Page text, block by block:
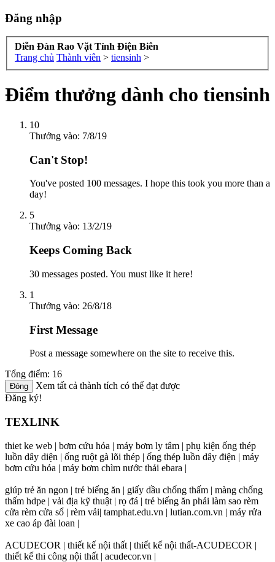
Đăng nhập
Diễn Đàn Rao Vặt Tỉnh Điện Biên
Trang chủ Thành viên > tiensinh >
Điểm thưởng dành cho tiensinh
10
Thưởng vào: 7/8/19
Can't Stop!
You've posted 100 messages. I hope this took you more than a
day!
5
Thưởng vào: 13/2/19
Keeps Coming Back
30 messages posted. You must like it here!
1
Thưởng vào: 26/8/18
First Message
Post a message somewhere on the site to receive this.
Tổng điểm: 16
Xem tất cả thành tích có thể đạt được
Đăng ký!
TEXLINK
thiet ke web | bơm cứu hỏa | máy bơm ly tâm | phụ kiện ống thép
luồn dây diện | ống ruột gà lõi thép | ống thép luồn dây điện | máy
bơm cứu hỏa | máy bơm chìm nước thải ebara |
giúp trẻ ăn ngon | trẻ biếng ăn | giấy dầu chống thấm | màng chống
thấm hdpe | vải địa kỹ thuật | rọ đá | trẻ biếng ăn phải làm sao rèm
cửa rèm cửa sổ | rèm vải| tamphat.edu.vn | lutian.com.vn | máy rửa
xe cao áp đài loan |
ACUDECOR | thiết kế nội thất | thiết kế nội thất-ACUDECOR |
thiết kế thi công nội thất | acudecor.vn |